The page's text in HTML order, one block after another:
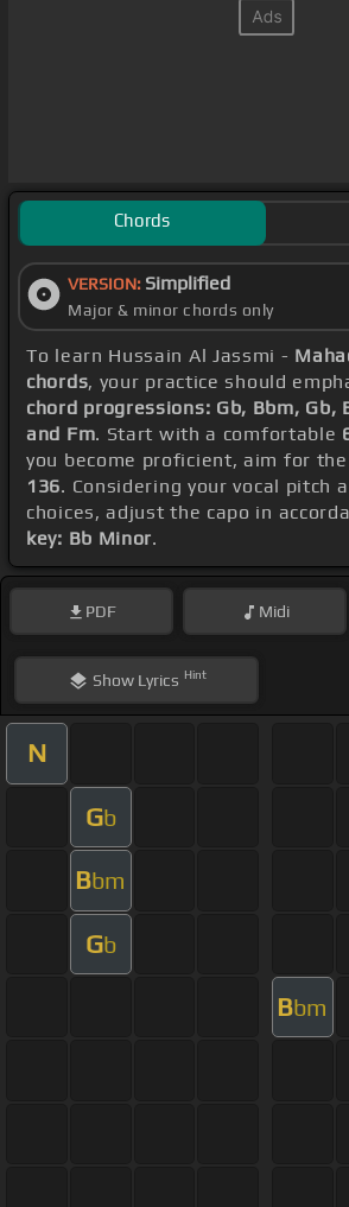
Chords
VERSION: Simplified
Major & minor chords only
To learn Hussain Al Jassmi -
chords, your practice should
chord progressions: Gb, Bbm, Gb,
and Fm. Start with a comfortable
you become proficient, aim for
136. Considering your vocal pitch
choices, adjust the capo in
key: Bb Minor.
PDF Midi
ShowLyrics Hint
N
Gb
Bbm
Gb
Bbm